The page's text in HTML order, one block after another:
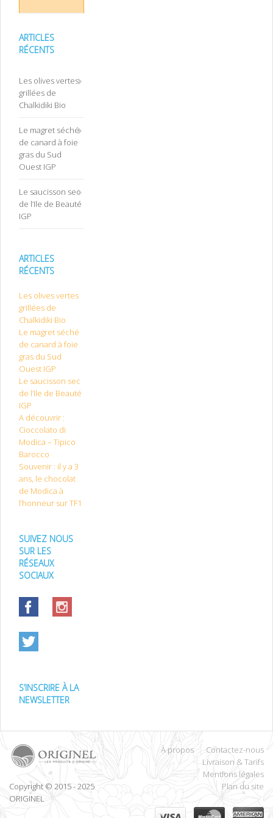
ARTICLES
RÉCENTS
Les olives vertes
grillées de
Chalkidiki Bio
Le magret séché
de canard à foie
gras du Sud
Ouest IGP
Le saucisson sec
de l’Ile de Beauté
IGP
ARTICLES
RÉCENTS
Les olives vertes
grillées de
Chalkidiki Bio
Le magret séché
de canard à foie
gras du Sud
Ouest IGP
Le saucisson sec
de l’Ile de Beauté
IGP
A découvrir :
Cioccolato di
Modica – Tipico
Barocco
Souvenir : il y a 3
ans, le chocolat
de Modica à
l’honneur sur TF1
SUIVEZ NOUS
SUR LES
RÉSEAUX
SOCIAUX
S’INSCRIRE À LA
NEWSLETTER
Copyright © 2015 - 2025
ORIGINEL
À propos
Contactez-nous
Livraison & Tarifs
Mentions légales
Plan du site